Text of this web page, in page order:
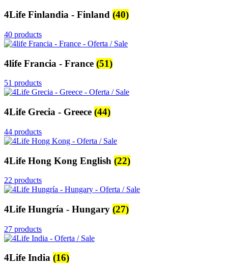
4Life Finlandia - Finland (40)
40 products
4life Francia - France (51)
51 products
4Life Grecia - Greece (44)
44 products
4Life Hong Kong English (22)
22 products
4Life Hungría - Hungary (27)
27 products
4Life India (16)